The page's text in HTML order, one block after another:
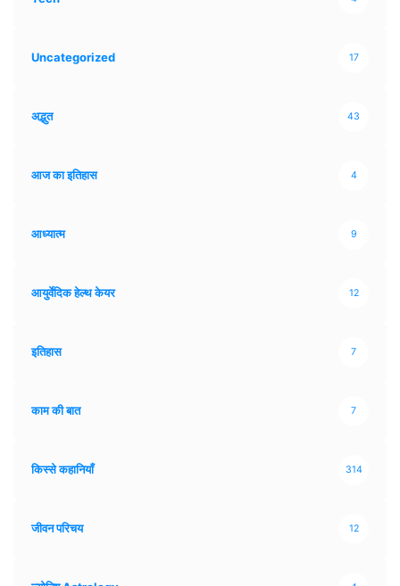
Uncategorized 17
अद्भुत 43
आज का इतिहास 4
आध्यात्म 9
आयुर्वेदिक हेल्थ केयर 12
इतिहास 7
काम की बात 7
किस्से कहानियाँ 314
जीवन परिचय 12